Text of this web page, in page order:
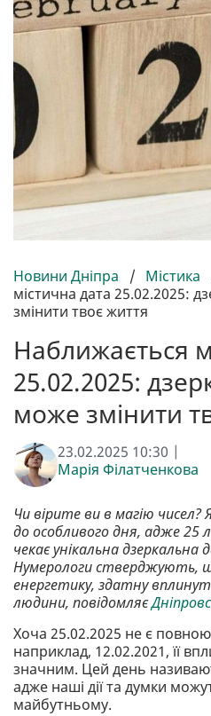
Новини Дніпра / Містика
містична дата 25.02.2025:
змінити твоє життя
Наближається
25.02.2025:
може змінити
23.02.2025 10:30 |
Марія Філатченкова
Чи вірите ви в магію
до особливого дня, адже 25
чекає унікальна дзеркальна
Нумерологи стверджують,
енергетику, здатну
людини, повідомляє
Хоча 25.02.2025 не є
наприклад, 12.02.2021, її
значним. Цей день
адже наші дії та думки
майбутньому.